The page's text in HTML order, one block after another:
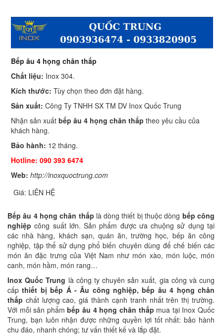
Bếp âu 4 họng chân thấp
Chất liệu: Inox 304.
Kích thước: Tùy chọn theo đơn đặt hàng.
Sản xuất: Công Ty TNHH SX TM DV Inox Quốc Trung
Nhận sản xuất bếp âu 4 họng chân thấp theo yêu cầu của
khách hàng.
Bảo hành: 12 tháng.
Hotline: 090 393 6474
Web: http://inoxquoctrung.com
Giá: LIÊN HỆ
Bếp âu 4 họng chân thấp là dòng thiết bị thuộc dòng bếp công
nghiệp công suất lớn. Sản phẩm được ưa chuộng sử dụng tại
các nhà hàng, khách sạn, quán ăn, trường học, bếp ăn công
nghiệp, tập thể sử dụng phổ biến chuyên dùng để chế biến các
món ăn đặc trưng của Việt Nam như món xào, món luộc, món
canh, món hầm, món rang…
Inox Quốc Trung là công ty chuyên sản xuất, gia công và cung
cấp thiết bị bếp Á - Âu công nghiệp, bếp âu 4 họng chân
thấp chất lượng cao, giá thành cạnh tranh nhất trên thị trường.
Với mỗi sản phẩmbếp âu 4 họng chân thấp mua tại Inox Quốc
Trung, bạn luôn nhận được những quyền lợi tốt nhất: bảo hành
chu đáo, nhanh chóng; tư vấn thiết kế và lắp đặt.